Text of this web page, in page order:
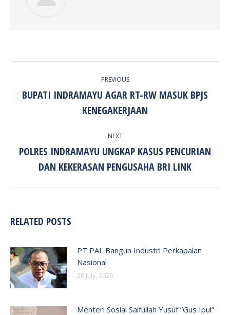
PREVIOUS
Previous
post:
BUPATI INDRAMAYU AGAR RT-RW MASUK BPJS
KENEGAKERJAAN
NEXT
Next
post:
POLRES INDRAMAYU UNGKAP KASUS PENCURIAN
DAN KEKERASAN PENGUSAHA BRI LINK
RELATED POSTS
PT PAL Bangun Industri Perkapalan
Nasional
28 July, 2026
Menteri Sosial Saifullah Yusuf ”Gus Ipul”